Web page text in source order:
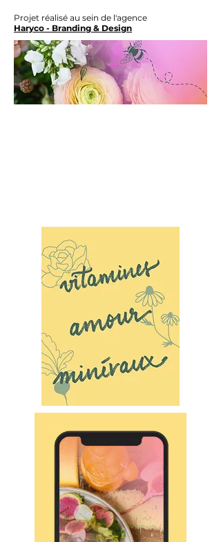
Projet réalisé au sein de l'agence
Haryco - Branding & Design